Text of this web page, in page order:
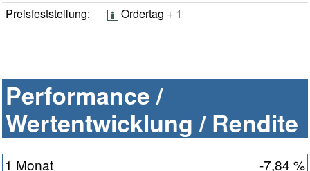
Preisfeststellung:
Ordertag + 1
Performance /
Wertentwicklung / Rendite
1 Monat
-7,84 %